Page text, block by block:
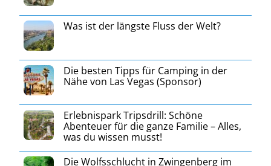
Was ist der längste Fluss der Welt?
Die besten Tipps für Camping in der
Nähe von Las Vegas (Sponsor)
Erlebnispark Tripsdrill: Schöne
Abenteuer für die ganze Familie – Alles,
was du wissen musst!
Die Wolfsschlucht in Zwingenberg im